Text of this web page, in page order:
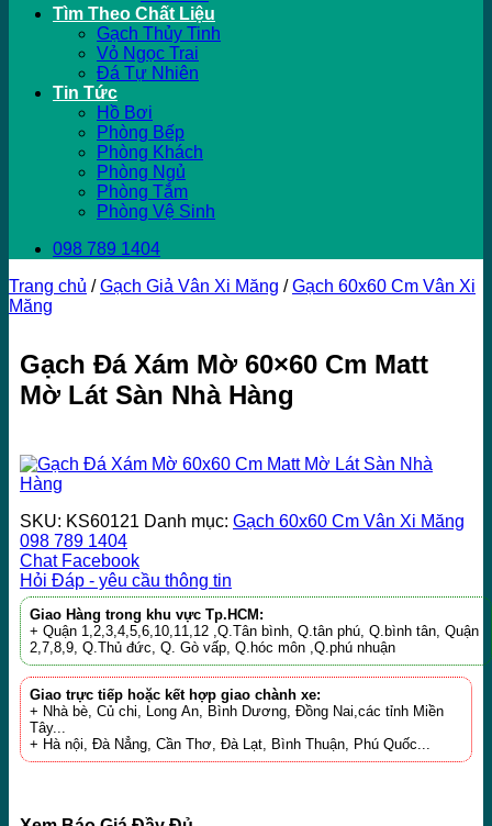
Tìm Theo Chất Liệu
Gạch Thủy Tinh
Vỏ Ngọc Trai
Đá Tự Nhiên
Tin Tức
Hồ Bơi
Phòng Bếp
Phòng Khách
Phòng Ngủ
Phòng Tắm
Phòng Vệ Sinh
098 789 1404
Trang chủ / Gạch Giả Vân Xi Măng / Gạch 60x60 Cm Vân Xi
Măng
Gạch Đá Xám Mờ 60×60 Cm Matt
Mờ Lát Sàn Nhà Hàng
SKU: KS60121 Danh mục: Gạch 60x60 Cm Vân Xi Măng
098 789 1404
Chat Facebook
Hỏi Đáp - yêu cầu thông tin
Giao Hàng trong khu vực Tp.HCM:
+ Quận 1,2,3,4,5,6,10,11,12 ,Q.Tân bình, Q.tân phú, Q.bình tân, Quận
2,7,8,9, Q.Thủ đức, Q. Gò vấp, Q.hóc môn ,Q.phú nhuận
Giao trực tiếp hoặc kết hợp giao chành xe:
+ Nhà bè, Củ chi, Long An, Bình Dương, Đồng Nai,các tỉnh Miền
Tây...
+ Hà nội, Đà Nẳng, Cần Thơ, Đà Lạt, Bình Thuận, Phú Quốc...